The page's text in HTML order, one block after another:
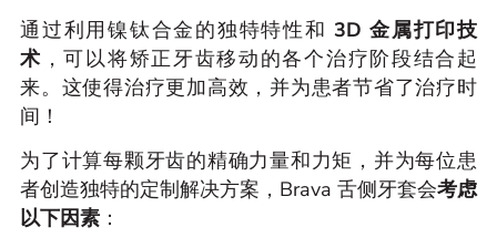
通过利用镍钛合金的独特特性和3D 金属打印技
术 ，可以将矫正牙齿移动的各个治疗阶段结合起
来。这使得治疗更加高效，并为患者节省了治疗时
间！
为了计算每颗牙齿的精确力量和力矩，并为每位患
者创造独特的定制解决方案，Brava 舌侧牙套会考虑
以下因素 ：